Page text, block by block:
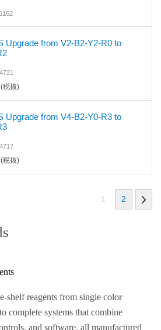
Upgrade from V2-B2-Y2-R0 to
(税抜)
Upgrade from V4-B2-Y0-R3 to
(税抜)
1 2
shelf reagents from single color
complete systems that combine
and software, all manufactured